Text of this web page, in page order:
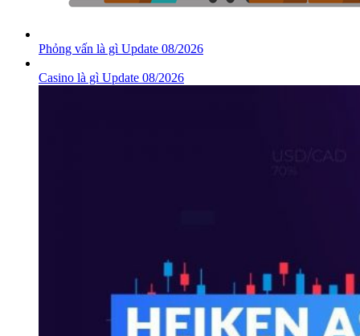
Phỏng vấn là gì Update 08/2026
Casino là gì Update 08/2026